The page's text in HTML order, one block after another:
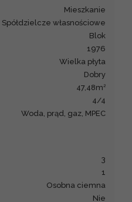
mieszkanie
Spółdzielcze własnościowe
blok
1976
wielka płyta
Dobry
47,48m 2
4/4
Woda, prąd, gaz, MPEC
3
1
Osobna ciemna
Nie